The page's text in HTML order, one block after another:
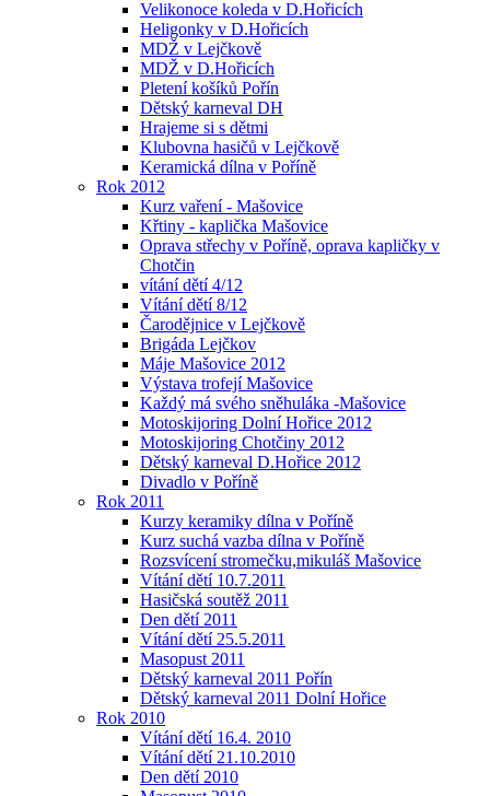
Velikonoce koleda v D.Hořicích
Heligonky v D.Hořicích
MDŽ v Lejčkově
MDŽ v D.Hořicích
Pletení košíků Pořín
Dětský karneval DH
Hrajeme si s dětmi
Klubovna hasičů v Lejčkově
Keramická dílna v Poříně
Rok 2012
Kurz vaření - Mašovice
Křtiny - kaplička Mašovice
Oprava střechy v Poříně, oprava kapličky v
Chotčin
vítání dětí 4/12
Vítání dětí 8/12
Čarodějnice v Lejčkově
Brigáda Lejčkov
Máje Mašovice 2012
Výstava trofejí Mašovice
Každý má svého sněhuláka -Mašovice
Motoskijoring Dolní Hořice 2012
Motoskijoring Chotčiny 2012
Dětský karneval D.Hořice 2012
Divadlo v Poříně
Rok 2011
Kurzy keramiky dílna v Poříně
Kurz suchá vazba dílna v Poříně
Rozsvícení stromečku,mikuláš Mašovice
Vítání dětí 10.7.2011
Hasičská soutěž 2011
Den dětí 2011
Vítání dětí 25.5.2011
Masopust 2011
Dětský karneval 2011 Pořín
Dětský karneval 2011 Dolní Hořice
Rok 2010
Vítání dětí 16.4. 2010
Vítání dětí 21.10.2010
Den dětí 2010